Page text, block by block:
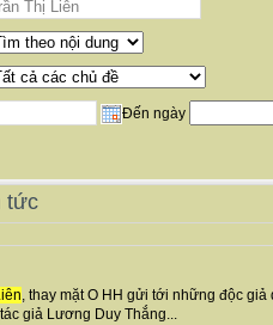
Đến ngày
tức
, thay mặt O HH gửi tới những độc
giả Lương Duy Thắng...